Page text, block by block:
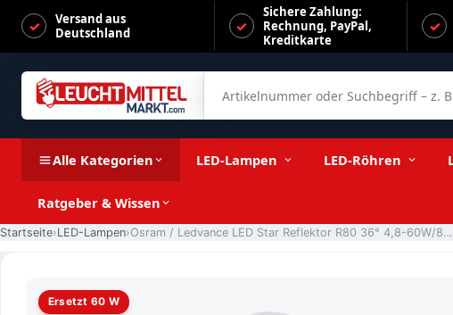
Versand aus
Deutschland
Sichere Zahlung:
Rechnung, PayPal,
Kreditkarte
Alle Kategorien LED-Lampen LED-Röhren
Ratgeber & Wissen
Startseite LED-Lampen Osram / Ledvance LED Star Reflektor R80 36° 4,8-60W/827 warmweiß 350lm E27 220-240V
Ersetzt 60 W
Osram / Ledvance LED Star Reflektor R80 36° 4,8-60W/827